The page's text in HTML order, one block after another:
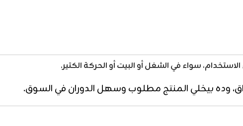
سواء في الشغل أو البيت أو الحركة الكتير.
وده بيخلي المنتج مطلوب وسهل الدوران في السوق.